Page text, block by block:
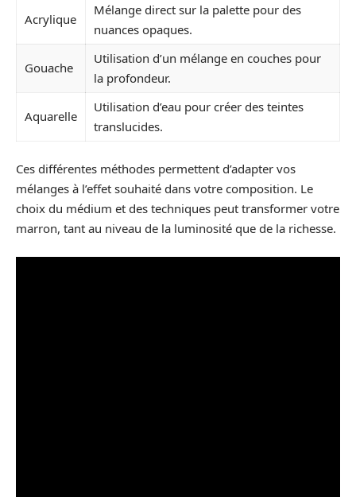
Acrylique
Mélange direct sur la palette pour des
nuances opaques.
Gouache
Utilisation d’un mélange en couches pour
la profondeur.
Aquarelle
Utilisation d’eau pour créer des teintes
translucides.
Ces différentes méthodes permettent d’adapter vos
mélanges à l’effet souhaité dans votre composition. Le
choix du médium et des techniques peut transformer votre
marron, tant au niveau de la luminosité que de la richesse.